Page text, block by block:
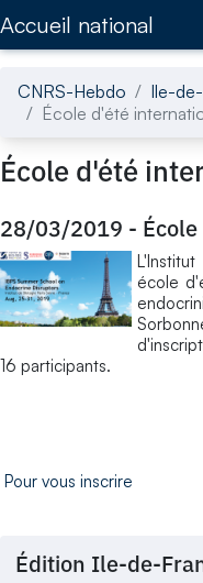
Accueil national
CNRS-Hebdo Ile-
École d'été
École d'été
28/03/2019 -
école
16 participants.
Pour vous inscrire
Édition Ile-de-